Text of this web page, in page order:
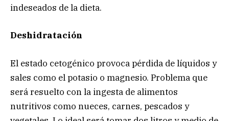
indeseados de la dieta.
Deshidratación
El estado cetogénico provoca pérdida de líquidos y
sales como el potasio o magnesio. Problema que
será resuelto con la ingesta de alimentos
nutritivos como nueces, carnes, pescados y